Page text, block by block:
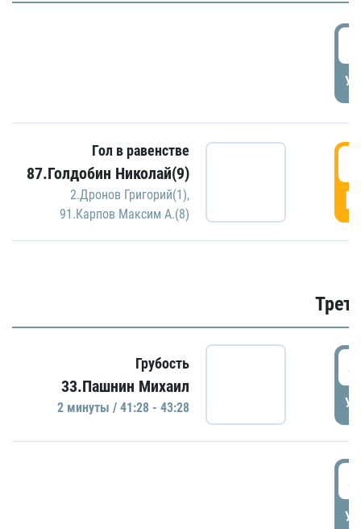
Гол в равенстве
87.Голдобин Николай(9)
2.Дронов Григорий(1),
91.Карпов Максим А.(8)
Грубость
33.Пашнин Михаил
2 минуты / 41:28 - 43:28